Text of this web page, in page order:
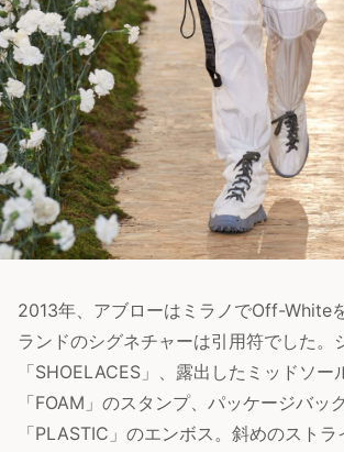
2013年、アブローはミラノでOff-White
ランドのシグネチャーは引用符でした。
「SHOELACES」、露出したミッドソー
「FOAM」のスタンプ、パッケージバッ
「PLASTIC」のエンボス。斜めのスト